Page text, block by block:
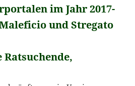
im Jahr 2017-
und Stregato
Ratsuchende,